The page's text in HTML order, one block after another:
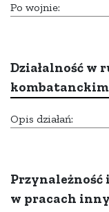
Po wojnie:
Działalność w
kombatanckim
Opis działań:
Przynależność
w pracach